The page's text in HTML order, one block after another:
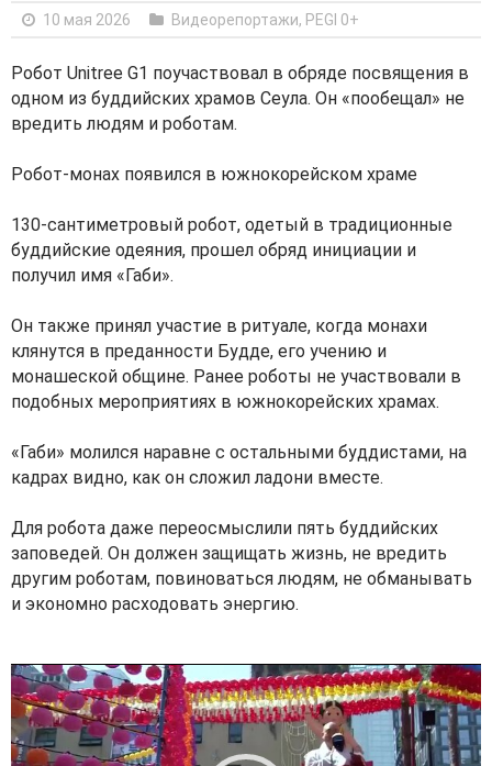
10 мая 2026 Видеорепортажи, PEGI 0+
Робот Unitree G1 поучаствовал в обряде посвящения в
одном из буддийских храмов Сеула. Он «пообещал» не
вредить людям и роботам.
Робот-монах появился в южнокорейском храме
130-сантиметровый робот, одетый в традиционные
буддийские одеяния, прошел обряд инициации и
получил имя «Габи».
Он также принял участие в ритуале, когда монахи
клянутся в преданности Будде, его учению и
монашеской общине. Ранее роботы не участвовали в
подобных мероприятиях в южнокорейских храмах.
«Габи» молился наравне с остальными буддистами, на
кадрах видно, как он сложил ладони вместе.
Для робота даже переосмыслили пять буддийских
заповедей. Он должен защищать жизнь, не вредить
другим роботам, повиноваться людям, не обманывать
и экономно расходовать энергию.
V
i
d
e